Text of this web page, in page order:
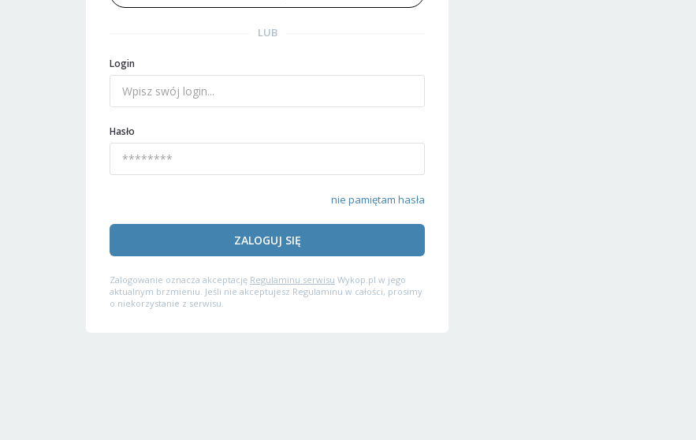
LUB
Login
Hasło
nie pamiętam hasła
ZALOGUJ SIĘ
Zalogowanie oznacza akceptację Regulaminu serwisu Wykop.pl w jego
aktualnym brzmieniu. Jeśli nie akceptujesz Regulaminu w całości, prosimy
o niekorzystanie z serwisu.